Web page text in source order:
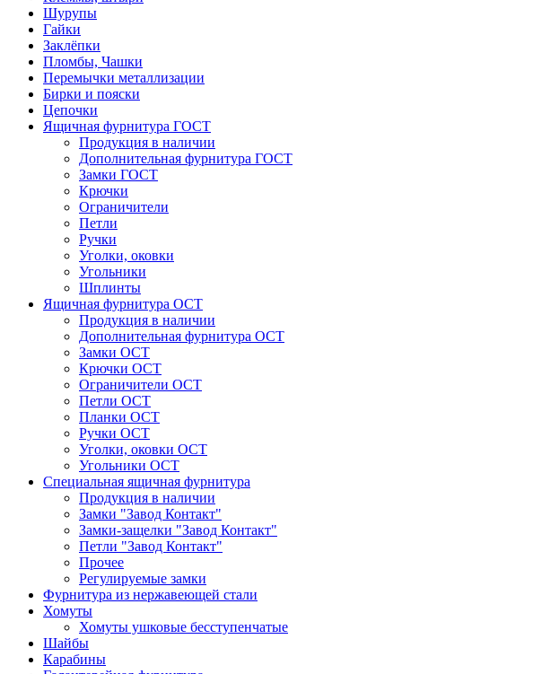
Шурупы
Гайки
Заклёпки
Пломбы, Чашки
Перемычки металлизации
Бирки и пояски
Цепочки
Ящичная фурнитура ГОСТ
Продукция в наличии
Дополнительная фурнитура ГОСТ
Замки ГОСТ
Крючки
Ограничители
Петли
Ручки
Уголки, оковки
Угольники
Шплинты
Ящичная фурнитура ОСТ
Продукция в наличии
Дополнительная фурнитура ОСТ
Замки ОСТ
Крючки ОСТ
Ограничители ОСТ
Петли ОСТ
Планки ОСТ
Ручки ОСТ
Уголки, оковки ОСТ
Угольники ОСТ
Специальная ящичная фурнитура
Продукция в наличии
Замки "Завод Контакт"
Замки-защелки "Завод Контакт"
Петли "Завод Контакт"
Прочее
Регулируемые замки
Фурнитура из нержавеющей стали
Хомуты
Хомуты ушковые бесступенчатые
Шайбы
Карабины